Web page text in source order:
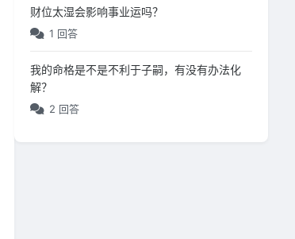
财位太湿会影响事业运吗？
1 回答
我的命格是不是不利于子嗣，有没有办法化
解？
2 回答